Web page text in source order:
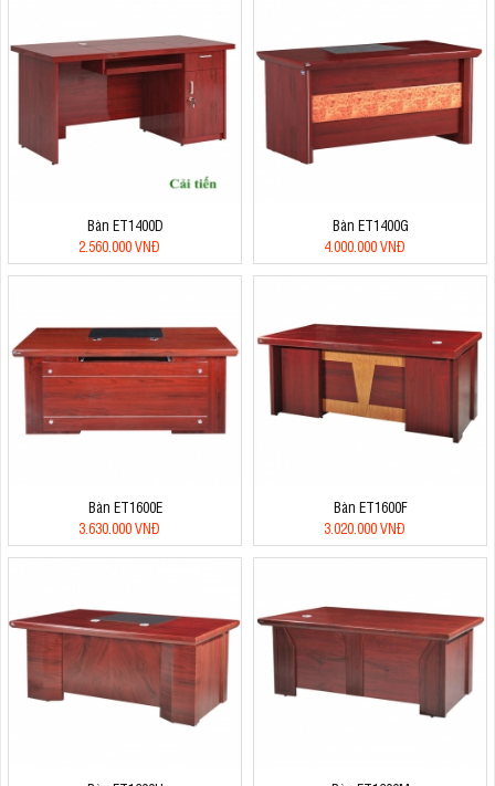
Bàn ET1400D
2.560.000 VNĐ
Bàn ET1400G
4.000.000 VNĐ
Bàn ET1600E
3.630.000 VNĐ
Bàn ET1600F
3.020.000 VNĐ